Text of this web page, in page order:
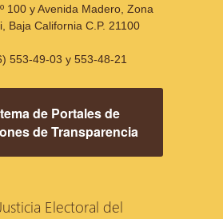
100 y Avenida Madero, Zona
Baja California C.P. 21100
553-49-03 y 553-48-21
de Portales de
de Transparencia
Electoral del